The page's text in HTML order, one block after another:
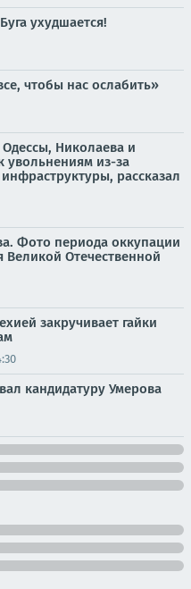
ухудшается!
чтобы нас ослабить»
Николаева и
увольнениям из-за
рассказал
Фото периода оккупации
Великой Отечественной
закручивает гайки
кандидатуру Умерова